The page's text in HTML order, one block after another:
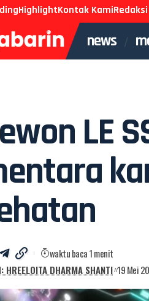
HighlightKontak KamiRedaksi
news
LE
HREELOITA DHARMA SHANTI 19 Mei
waktu baca 1 menit